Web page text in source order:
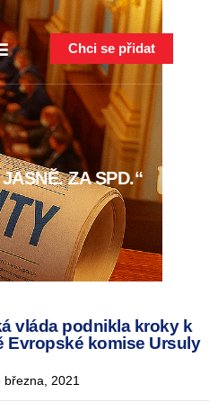
Chci se přidat
ZA SPD.“
vláda podnikla kroky k
Evropské komise Ursuly
března, 2021